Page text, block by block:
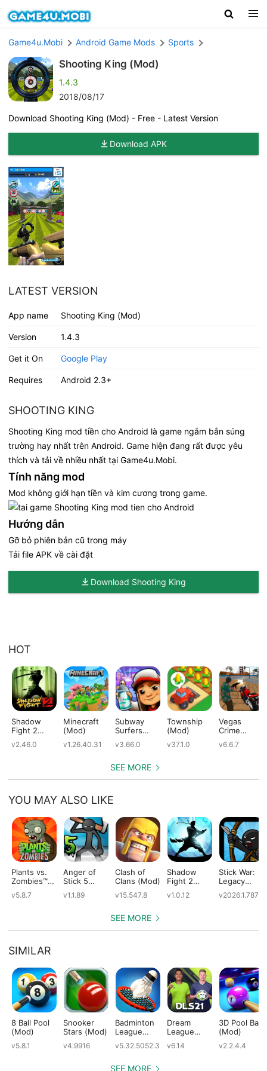
Game4u.Mobi Android Game Mods Sports
Shooting King (Mod)
1.4.3
2018/08/17
Download Shooting King (Mod) - Free - Latest Version
Download APK
LATEST VERSION
App name Shooting King (Mod)
Version 1.4.3
Get it On Google Play
Requires Android 2.3+
SHOOTING KING
Shooting King mod tiền cho Android là game ngắm bắn súng
trường hay nhất trên Android. Game hiện đang rất được yêu
thích và tải về nhiều nhất tại Game4u.Mobi.
Tính năng mod
Mod không giới hạn tiền và kim cương trong game.
Hướng dẫn
Gỡ bỏ phiên bản cũ trong máy
Tải file APK về cài đặt
Download Shooting King
HOT
Shadow
Fight 2
v2.46.0
Minecraft
(Mod)
v1.26.40.31
Subway
Surfers
v3.66.0
Township
(Mod)
v37.1.0
Vegas
Crime
(Mod)
v6.6.7
SEE MORE
YOU MAY ALSO LIKE
Plants vs.
Zombies™
v5.8.7
Anger of
Stick 5
v1.1.89
Clash of
Clans (Mod)
v15.547.8
Shadow
Fight 2
Edition
v1.0.12
Stick War:
Legacy
v2026.1.787
SEE MORE
SIMILAR
8 Ball Pool
(Mod)
v5.8.1
Snooker
Stars (Mod)
v4.9916
Badminton
League
v5.32.5052.3
Dream
League
(Mod)
v6.14
3D Pool Ball
(Mod)
v2.2.4.4
SEE MORE